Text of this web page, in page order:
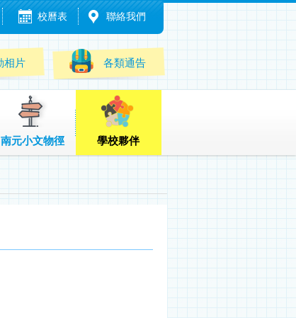
校曆表 聯絡我們
相片 各類通告
南元小文物徑 學校夥伴